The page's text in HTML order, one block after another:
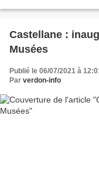
Castellane : inauguration exposition-Nuit des
Musées
Publié le 06/07/2021 à
Par verdon-info